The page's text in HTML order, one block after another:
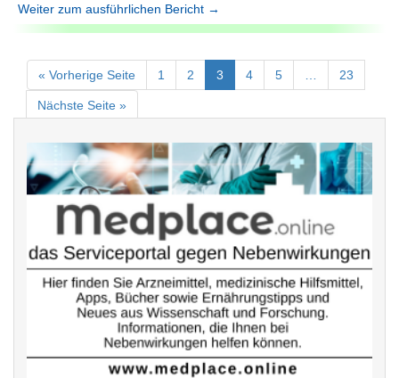
Weiter zum ausführlichen Bericht →
« Vorherige Seite 1 2 3 4 5 23
Nächste Seite »